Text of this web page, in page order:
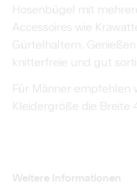
Hosenbügel mit
Accessoires wie
Gürtelhaltern.
knitterfreie und gut
Für Männer empfehlen
Kleidergröße die Breite
Weitere Informationen